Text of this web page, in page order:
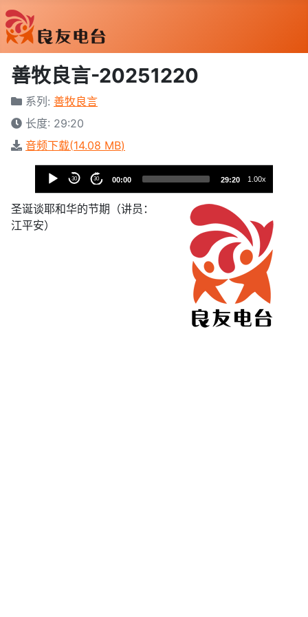
善牧良言-20251220
系列: 善牧良言
长度: 29:20
音频下载(14.08 MB)
樂
播
放
30 30 00:00 29:20 1.00x
圣诞谈耶和华的节期（讲员：
江平安）